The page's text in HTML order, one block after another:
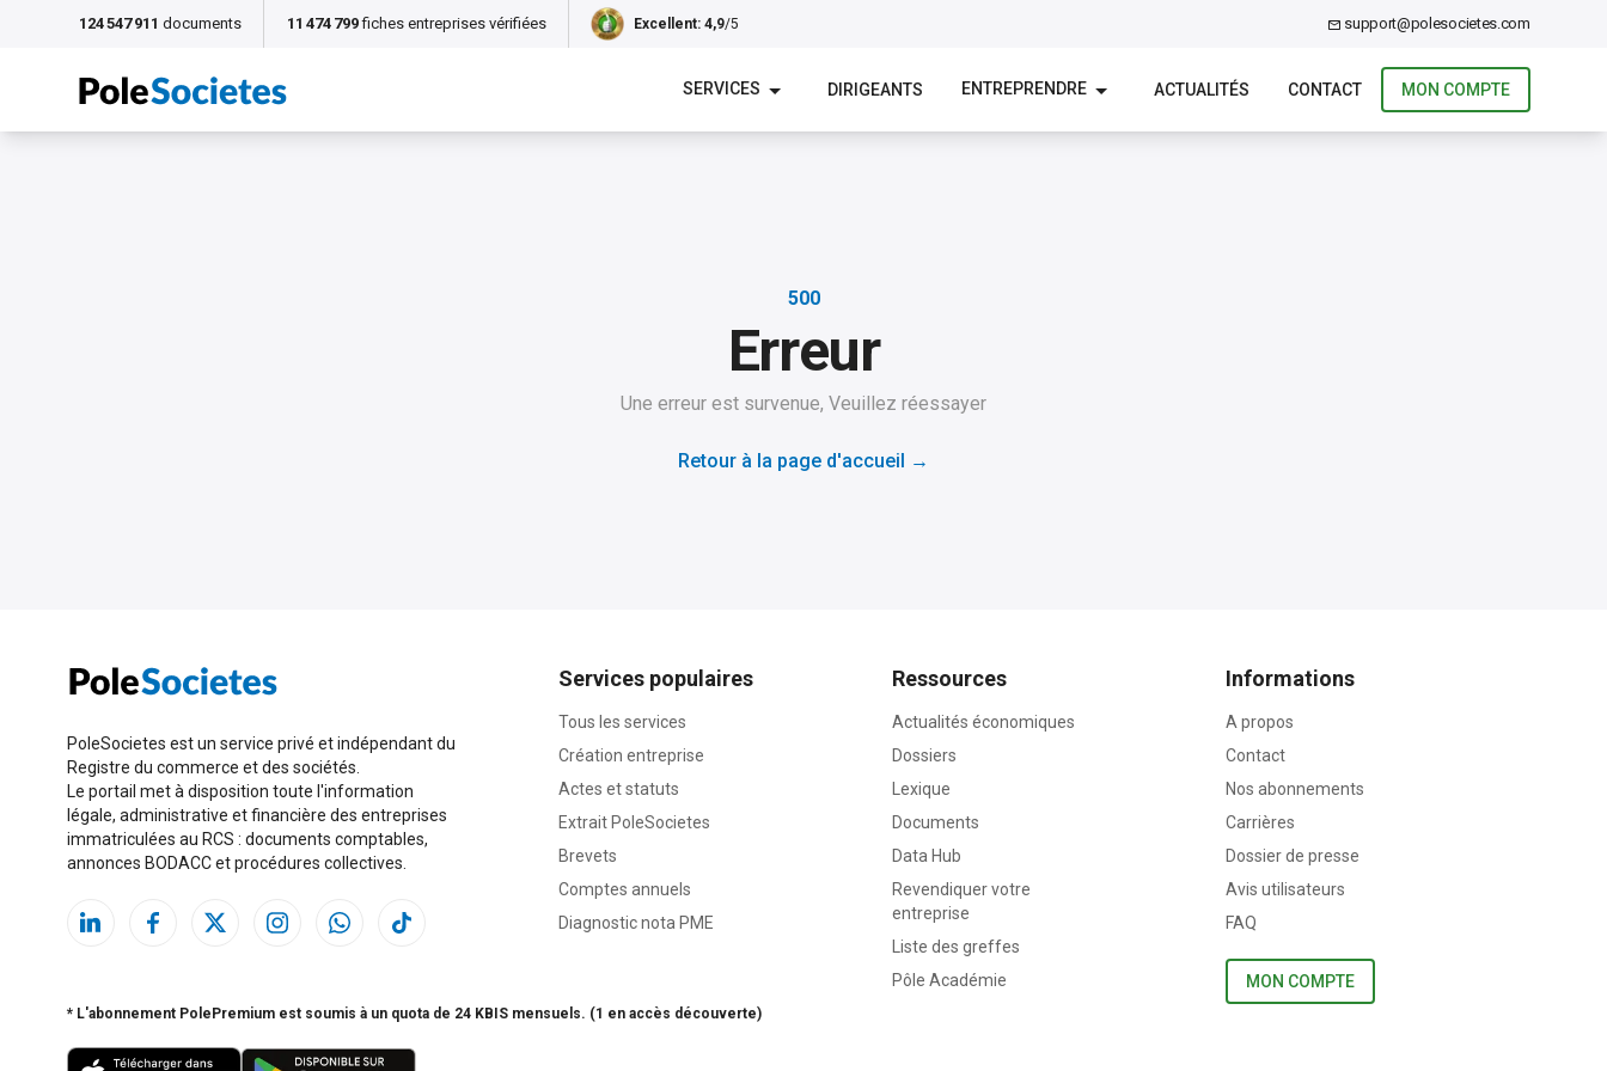
124 547 911 documents 11 474 799 fiches entreprises vérifiées Excellent: 4,9/5 support@polesocietes.com
SERVICES DIRIGEANTS ENTREPRENDRE ACTUALITÉS CONTACT MON COMPTE
500
Erreur
Une erreur est survenue, Veuillez réessayer
Retour à la page d'accueil →
PoleSocietes est un service privé et indépendant du
Registre du commerce et des sociétés.
Le portail met à disposition toute l'information
légale, administrative et financière des entreprises
immatriculées au RCS : documents comptables,
annonces BODACC et procédures collectives.
Services populaires
Tous les services
Création entreprise
Actes et statuts
Extrait PoleSocietes
Brevets
Comptes annuels
Diagnostic nota PME
Ressources
Actualités économiques
Dossiers
Lexique
Documents
Data Hub
Revendiquer votre
entreprise
Liste des greffes
Pôle Académie
Informations
A propos
Contact
Nos abonnements
Carrières
Dossier de presse
Avis utilisateurs
FAQ
MON COMPTE
* L'abonnement PolePremium est soumis à un quota de 24 KBIS mensuels. (1 en accès découverte)